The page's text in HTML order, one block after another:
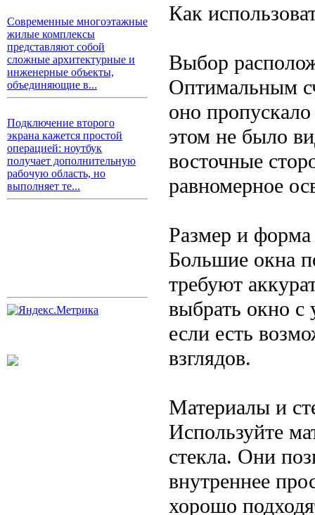
Современные многоэтажные
жилые комплексы
представляют собой
сложные архитектурные и
инженерные объекты,
объединяющие в...
Подключение второго
экрана кажется простой
операцией: ноутбук
получает дополнительную
рабочую область, но
выполняет те...
Как
Выбор
Оптимальным
оно
этом не было
восточные
равномерное
Размер и форма
Большие окна
требуют
выбрать окно
если есть
взглядов.
Материалы и
Используйте
стекла. Они
внутреннее
хорошо